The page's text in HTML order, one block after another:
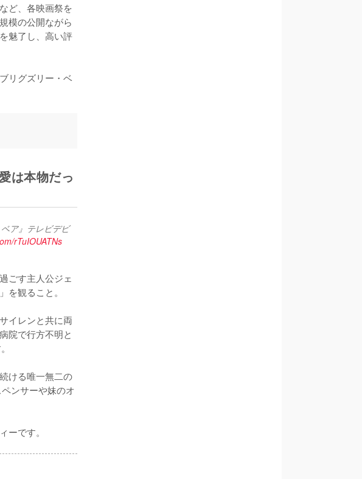
ど、各映画祭を
模の公開ながら
魅了し、高い評
リグズリー・ベ
は本物だっ
ア』テレビデビ
rTuIOUATNs
ごす主人公ジェ
観ること。
イレンと共に両
院で行方不明と
ける唯一無二の
ンサーや妹のオ
です。